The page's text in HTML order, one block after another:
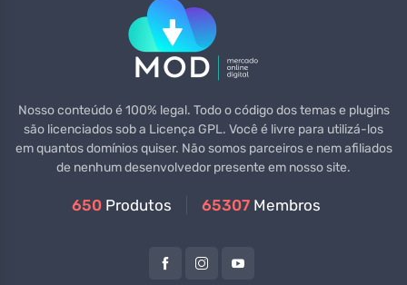
Nosso conteúdo é 100% legal. Todo o código dos temas e plugins
são licenciados sob a Licença GPL. Você é livre para utilizá-los
em quantos domínios quiser. Não somos parceiros e nem afiliados
de nenhum desenvolvedor presente em nosso site.
650 Produtos 65307 Membros